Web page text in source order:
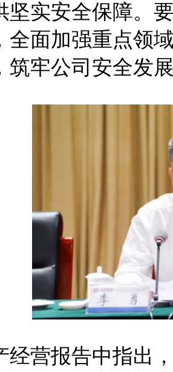
坚实安全保障。
全面加强重点领
筑牢公司安全发
经营报告中指出